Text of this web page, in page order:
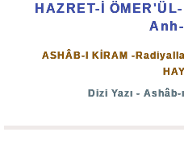
HAZRET-İ
ASHÂB-I KİRAM -
Dizi Yazı -